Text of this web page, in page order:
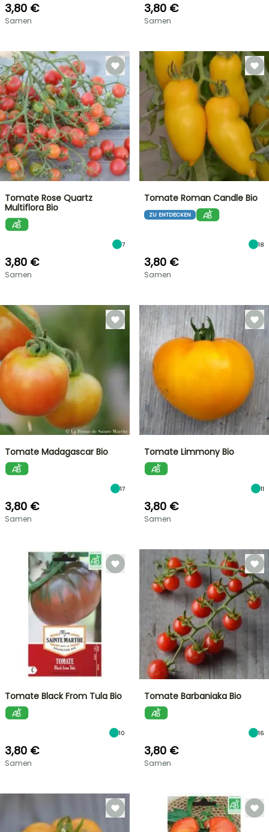
3,80 €
Samen
3,80 €
Samen
Tomate Rose Quartz
Multiflora Bio
7
3,80 €
Samen
Tomate Roman Candle Bio
ZU ENTDECKEN
18
3,80 €
Samen
Tomate Madagascar Bio
17
3,80 €
Samen
Tomate Limmony Bio
11
3,80 €
Samen
Tomate Black From Tula Bio
10
3,80 €
Samen
Tomate Barbaniaka Bio
16
3,80 €
Samen